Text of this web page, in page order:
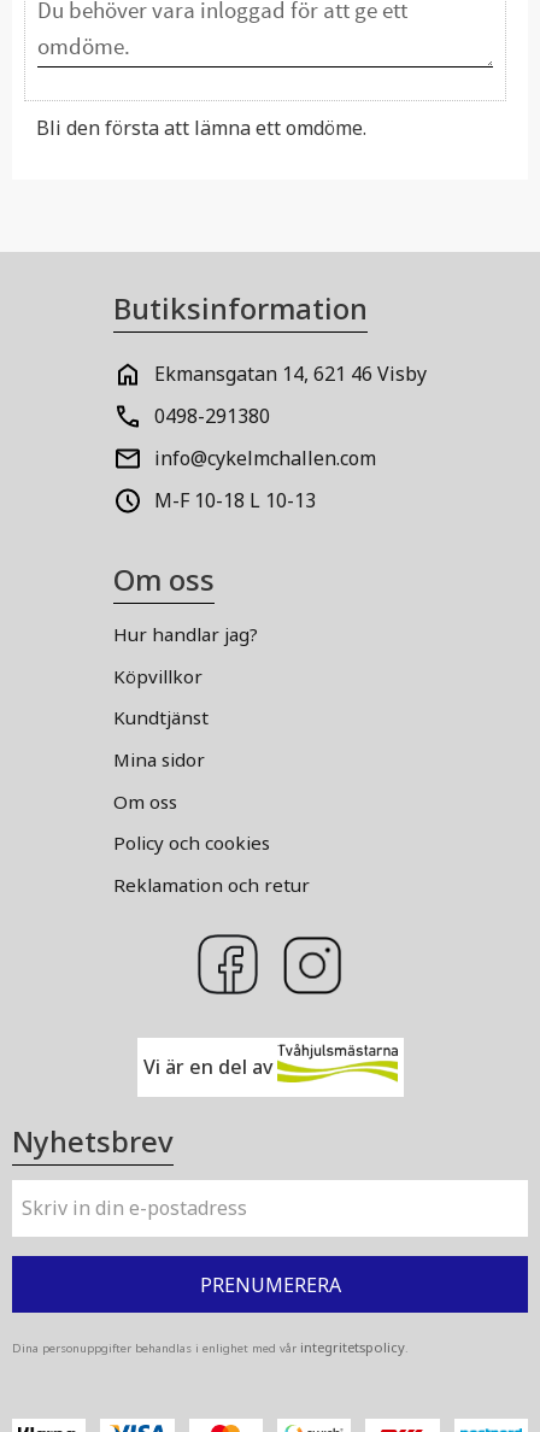
Bli den första att lämna ett omdöme.
Butiksinformation
Ekmansgatan 14, 621 46 Visby
0498-291380
info@cykelmchallen.com
M-F 10-18 L 10-13
Om oss
Hur handlar jag?
Köpvillkor
Kundtjänst
Mina sidor
Om oss
Policy och cookies
Reklamation och retur
Vi är en del av
Nyhetsbrev
PRENUMERERA
Dina personuppgifter behandlas i enlighet med vår integritetspolicy.